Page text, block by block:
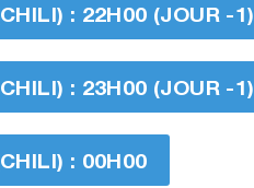
: 22H00 (JOUR -1)
: 23H00 (JOUR -1)
: 00H00